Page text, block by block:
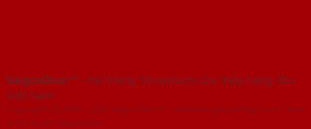
SaigonDoor™ - Hệ thống Showroom cửa thép hàng đầu
Việt Nam
Copyright ⓒ 2016 – 2026 SaigonDoor™ - www.baogiacuathep.com | Đơn
vị chủ quản SaigonDoor